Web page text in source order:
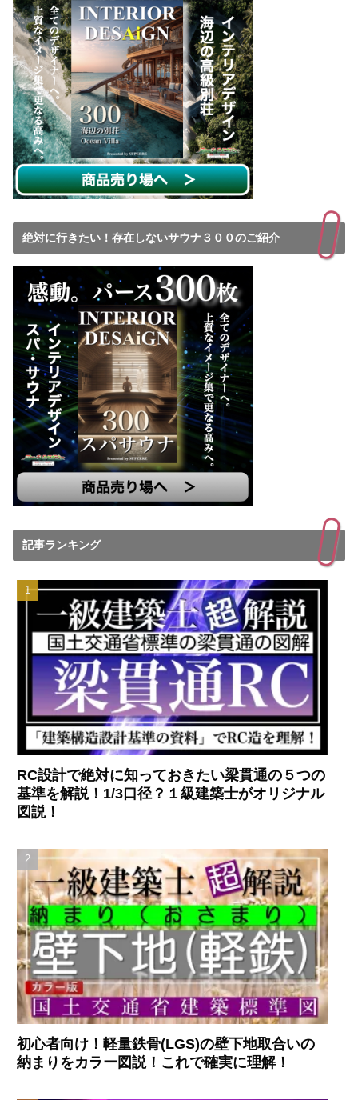
絶対に行きたい！存在しないサウナ３００のご紹介
記事ランキング
RC設計で絶対に知っておきたい梁貫通の５つの
基準を解説！1/3口径？１級建築士がオリジナル
図説！
初心者向け！軽量鉄骨(LGS)の壁下地取合いの
納まりをカラー図説！これで確実に理解！